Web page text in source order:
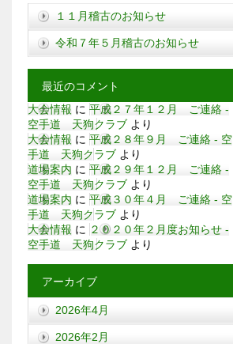
１１月稽古のお知らせ
令和７年５月稽古のお知らせ
最近のコメント
大会情報 に 平成２７年１２月 ご連絡 -
空手道 天狗クラブ より
大会情報 に 平成２８年９月 ご連絡 - 空
手道 天狗クラブ より
道場案内 に 平成２９年１２月 ご連絡 -
空手道 天狗クラブ より
道場案内 に 平成３０年４月 ご連絡 - 空
手道 天狗クラブ より
大会情報 に ２０２０年２月度お知らせ -
空手道 天狗クラブ より
アーカイブ
2026年4月
2026年2月